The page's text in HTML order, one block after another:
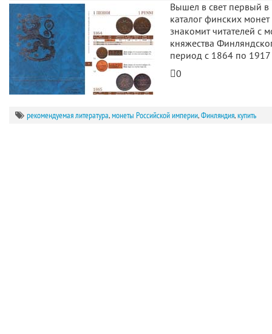
Вышел в свет первый
каталог финских
знакомит читателей с
княжества
период с 1864 по
0
рекомендуемая литература,монеты Российской империи,Финляндия,купить